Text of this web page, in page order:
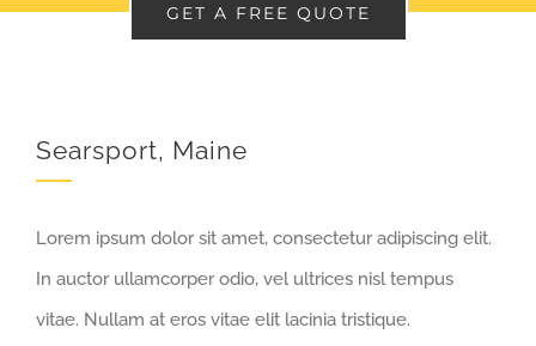
GET A FREE QUOTE
Searsport, Maine
Lorem ipsum dolor sit amet, consectetur adipiscing elit.
In auctor ullamcorper odio, vel ultrices nisl tempus
vitae. Nullam at eros vitae elit lacinia tristique.